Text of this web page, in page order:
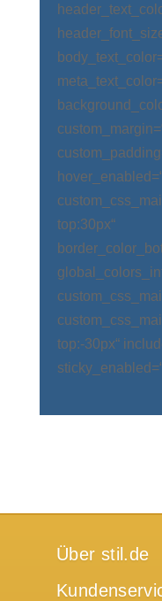
top:30px“
top:-30px“
Über stil.de